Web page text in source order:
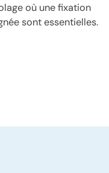
où une fixation
sont essentielles.